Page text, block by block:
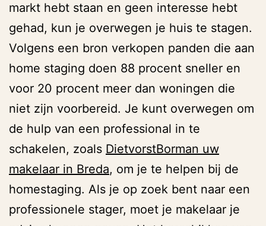
markt hebt staan ​​en geen interesse hebt
gehad, kun je overwegen je huis te stagen.
Volgens een bron verkopen panden die aan
home staging doen 88 procent sneller en
voor 20 procent meer dan woningen die
niet zijn voorbereid. Je kunt overwegen om
de hulp van een professional in te
schakelen, zoals DietvorstBorman uw
makelaar in Breda, om je te helpen bij de
homestaging. Als je op zoek bent naar een
professionele stager, moet je makelaar je